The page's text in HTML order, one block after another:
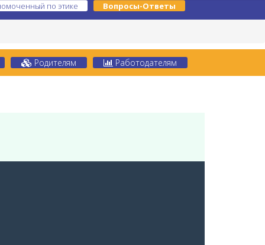
по этике Вопросы-Ответы
Родителям Работодателям